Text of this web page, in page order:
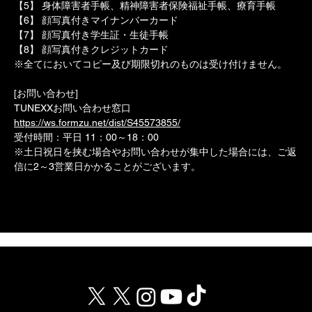
【5】 身体障害者手帳、精神障害者保険福祉手帳、療育手帳
【6】 顔写真付きマイナンバーカード
【7】 顔写真付き学生証・生徒手帳
【8】 顔写真付きクレジットカード
※全てにおいてコピー及び期限切れのものは受け付けません。
[お問い合わせ]
TUNEXXお問い合わせ窓口
https://ws.formzu.net/dist/S45573855/
受付時間：平日 11：00～18：00
※土日祝日を挟む場合やお問い合わせが集中した場合には、ご返
信に2～3営業日かかることがございます。